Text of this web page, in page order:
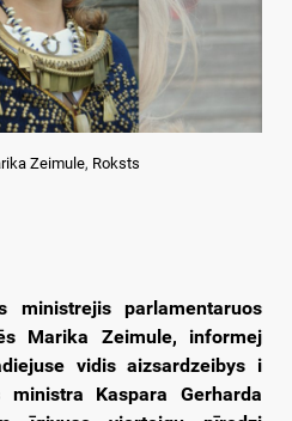
Zeimule, Roksts
ministrejis parlamentaruos
Marika Zeimule, informej
vidis aizsardzeibys i
ministra Kaspara Gerharda